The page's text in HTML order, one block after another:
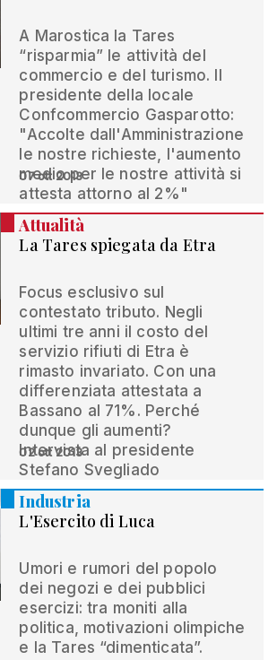
A Marostica la Tares
“risparmia” le attività del
commercio e del turismo. Il
presidente della locale
Confcommercio Gasparotto:
"Accolte dall'Amministrazione
le nostre richieste, l'aumento
medio per le nostre attività si
attesta attorno al 2%"
07 ott 2013
Attualità
La Tares spiegata da Etra
Focus esclusivo sul
contestato tributo. Negli
ultimi tre anni il costo del
servizio rifiuti di Etra è
rimasto invariato. Con una
differenziata attestata a
Bassano al 71%. Perché
dunque gli aumenti?
Intervista al presidente
Stefano Svegliado
02 ott 2013
Industria
L'Esercito di Luca
Umori e rumori del popolo
dei negozi e dei pubblici
esercizi: tra moniti alla
politica, motivazioni olimpiche
e la Tares “dimenticata”.